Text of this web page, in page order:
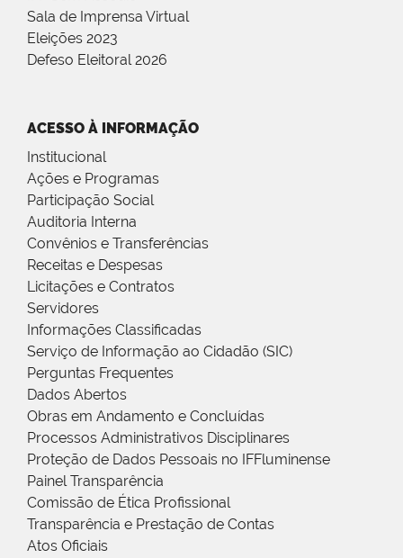
Sala de Imprensa Virtual
Eleições 2023
Defeso Eleitoral 2026
ACESSO À INFORMAÇÃO
Institucional
Ações e Programas
Participação Social
Auditoria Interna
Convênios e Transferências
Receitas e Despesas
Licitações e Contratos
Servidores
Informações Classificadas
Serviço de Informação ao Cidadão (SIC)
Perguntas Frequentes
Dados Abertos
Obras em Andamento e Concluídas
Processos Administrativos Disciplinares
Proteção de Dados Pessoais no IFFluminense
Painel Transparência
Comissão de Ética Profissional
Transparência e Prestação de Contas
Atos Oficiais